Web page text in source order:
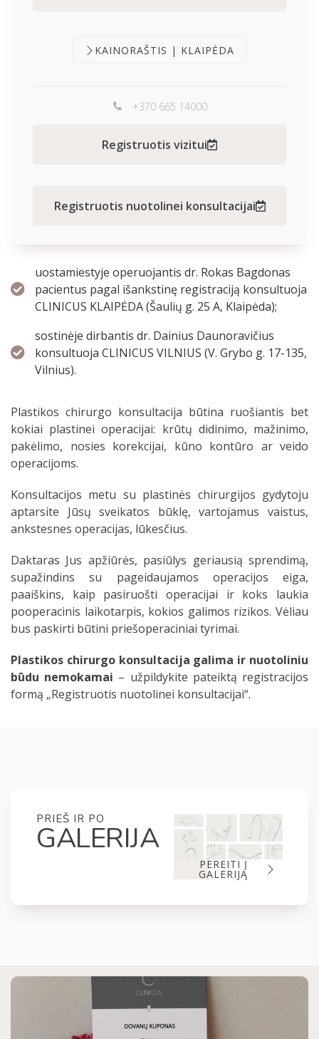
uostamiestyje operuojantis dr. Rokas Bagdonas
pacientus pagal išankstinę registraciją konsultuoja
CLINICUS KLAIPĖDA (Šaulių g. 25 A, Klaipėda);
sostinėje dirbantis dr. Dainius Daunoravičius
konsultuoja CLINICUS VILNIUS (V. Grybo g. 17-135,
Vilnius).
Plastikos chirurgo konsultacija būtina ruošiantis bet
kokiai plastinei operacijai: krūtų didinimo, mažinimo,
pakėlimo, nosies korekcijai, kūno kontūro ar veido
operacijoms.
Konsultacijos metu su plastinės chirurgijos gydytoju
aptarsite Jūsų sveikatos būklę, vartojamus vaistus,
ankstesnes operacijas, lūkesčius.
Daktaras Jus apžiūrės, pasiūlys geriausią sprendimą,
supažindins su pageidaujamos operacijos eiga,
paaiškins, kaip pasiruošti operacijai ir koks laukia
pooperacinis laikotarpis, kokios galimos rizikos. Vėliau
bus paskirti būtini priešoperaciniai tyrimai.
Plastikos chirurgo konsultacija galima ir nuotoliniu
būdu nemokamai – užpildykite pateiktą registracijos
formą „Registruotis nuotolinei konsultacijai“.
KAINORAŠTIS | KLAIPĖDA
+370 665 14000
Registruotis vizitui
Registruotis nuotolinei konsultacijai
PRIEŠ IR PO
GALERIJA
PEREITI Į
GALERIJĄ